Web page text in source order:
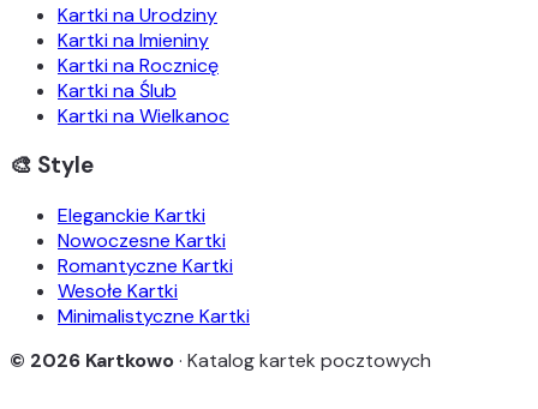
Kartki na Urodziny
Kartki na Imieniny
Kartki na Rocznicę
Kartki na Ślub
Kartki na Wielkanoc
🎨 Style
Eleganckie Kartki
Nowoczesne Kartki
Romantyczne Kartki
Wesołe Kartki
Minimalistyczne Kartki
© 2026 Kartkowo· Katalog kartek pocztowych